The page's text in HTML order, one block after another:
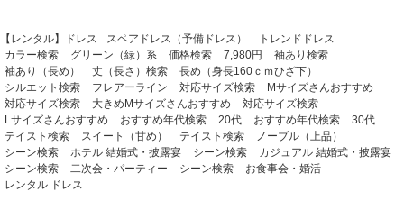
【レンタル】ドレス スペアドレス（予備ドレス）
トレンドドレス
カラー検索
グリーン（緑）系 価格検索 7,980円
袖あり検索
袖あり（長め）
丈（長さ）検索
長め（身長160ｃｍひざ下）
シルエット検索
フレアーライン 対応サイズ検索
Mサイズさんおすすめ
対応サイズ検索
大きめMサイズさんおすすめ
対応サイズ検索
Lサイズさんおすすめ
おすすめ年代検索 20代 おすすめ年代検索
30代
テイスト検索
スイート（甘め） テイスト検索
ノーブル（上品）
シーン検索
ホテル 結婚式・披露宴 シーン検索
カジュアル 結婚式・披露宴
シーン検索
二次会・パーティー シーン検索
お食事会・婚活
レンタル ドレス